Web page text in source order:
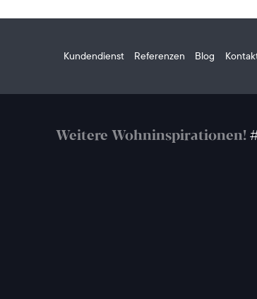
Kundendienst Referenzen Blog
Weitere Wohninspirationen!